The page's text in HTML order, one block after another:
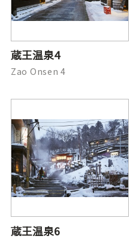
蔵王温泉4
Zao Onsen 4
蔵王温泉6